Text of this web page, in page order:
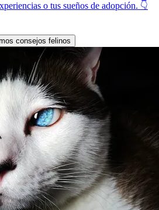
o tus sueños de adopción. 👇
consejos felinos